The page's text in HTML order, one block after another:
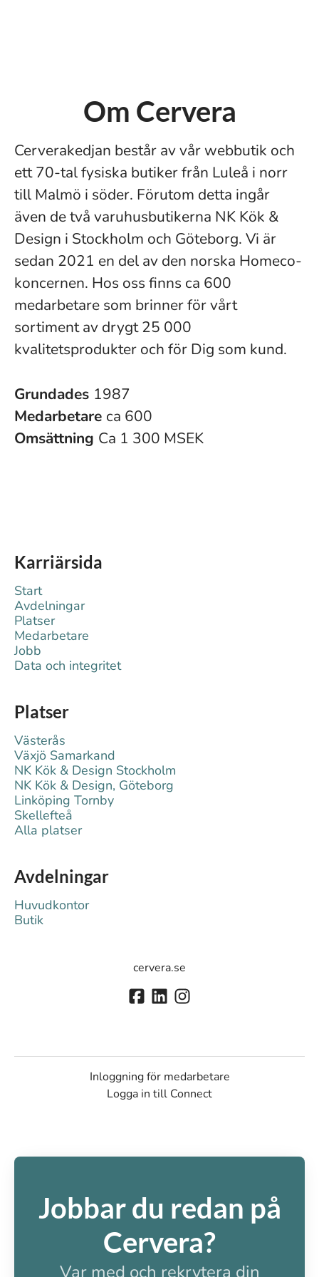
Om Cervera
Cerverakedjan består av vår webbutik och
ett 70-tal fysiska butiker från Luleå i norr
till Malmö i söder. Förutom detta ingår
även de två varuhusbutikerna NK Kök &
Design i Stockholm och Göteborg. Vi är
sedan 2021 en del av den norska Homeco-
koncernen. Hos oss finns ca 600
medarbetare som brinner för vårt
sortiment av drygt 25 000
kvalitetsprodukter och för Dig som kund.
Grundades 1987
Medarbetare ca 600
Omsättning Ca 1 300 MSEK
Karriärsida
Start
Avdelningar
Platser
Medarbetare
Jobb
Data och integritet
Platser
Västerås
Växjö Samarkand
NK Kök & Design Stockholm
NK Kök & Design, Göteborg
Linköping Tornby
Skellefteå
Alla platser
Avdelningar
Huvudkontor
Butik
cervera.se
Inloggning för medarbetare
Logga in till Connect
Jobbar du redan på
Cervera?
Var med och rekrytera din